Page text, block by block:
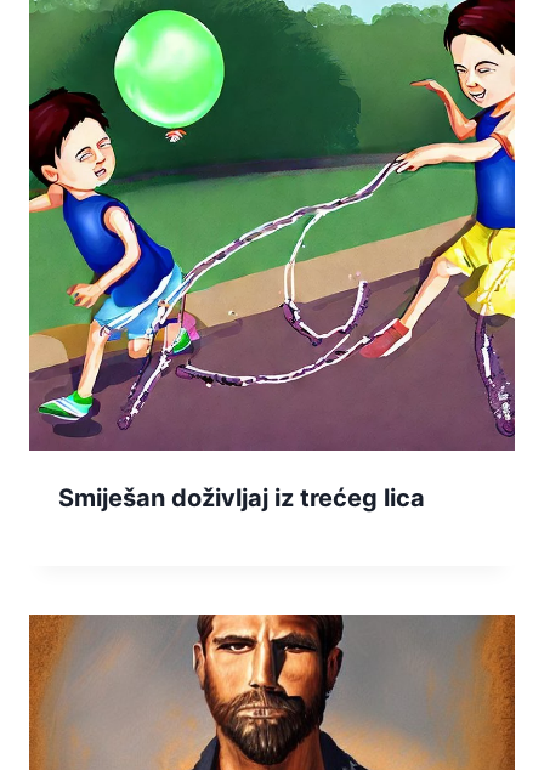
Smiješan doživljaj iz trećeg lica